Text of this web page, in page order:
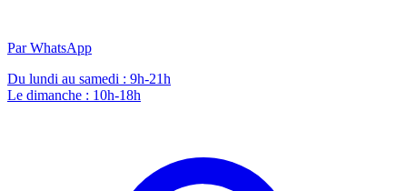
Par WhatsApp
Du lundi au samedi : 9h-21h
Le dimanche : 10h-18h